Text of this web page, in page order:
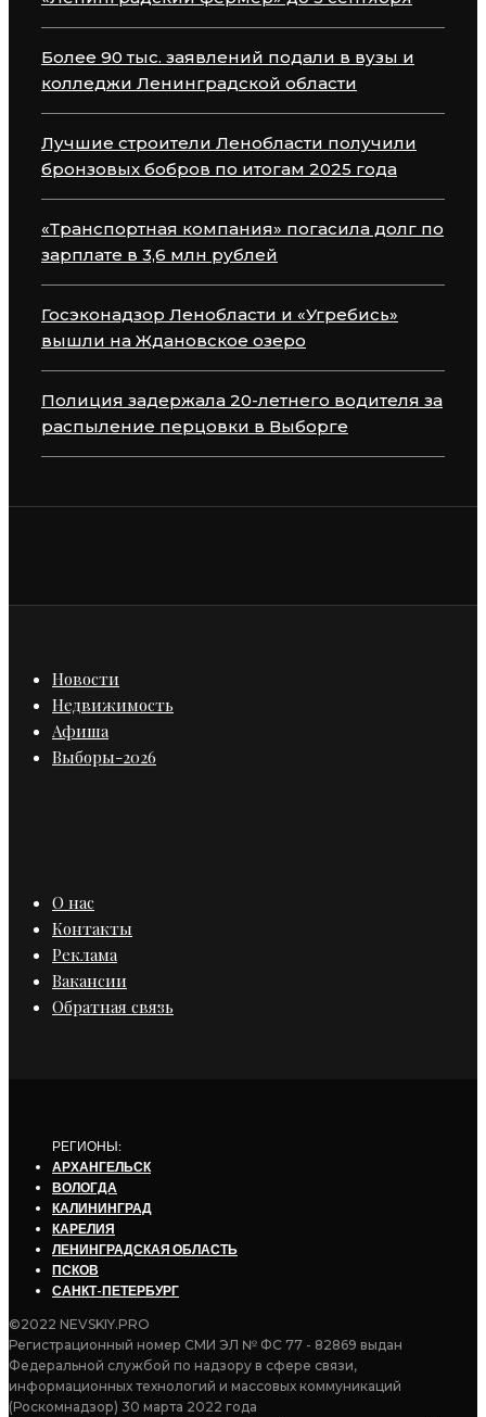
Более 90 тыс. заявлений подали в вузы и
колледжи Ленинградской области
Лучшие строители Ленобласти получили
бронзовых бобров по итогам 2025 года
«Транспортная компания» погасила долг по
зарплате в 3,6 млн рублей
Госэконадзор Ленобласти и «Угребись»
вышли на Ждановское озеро
Полиция задержала 20-летнего водителя за
распыление перцовки в Выборге
Новости
Недвижимость
Афиша
Выборы-2026
О нас
Контакты
Реклама
Вакансии
Обратная связь
РЕГИОНЫ:
АРХАНГЕЛЬСК
ВОЛОГДА
КАЛИНИНГРАД
КАРЕЛИЯ
ЛЕНИНГРАДСКАЯ ОБЛАСТЬ
ПСКОВ
САНКТ-ПЕТЕРБУРГ
©2022 NEVSKIY.PRO
Регистрационный номер СМИ ЭЛ № ФС 77 - 82869 выдан
Федеральной службой по надзору в сфере связи,
информационных технологий и массовых коммуникаций
(Роскомнадзор) 30 марта 2022 года